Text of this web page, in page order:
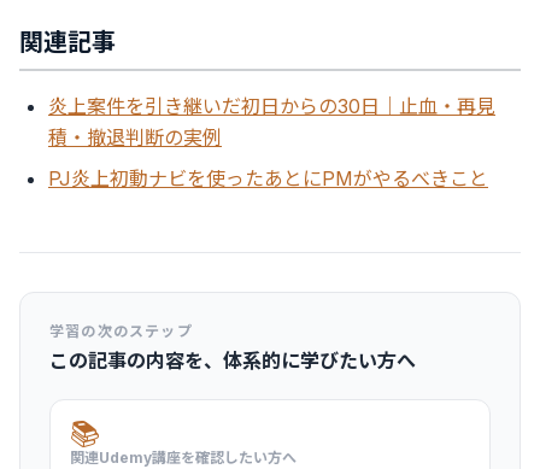
関連記事
炎上案件を引き継いだ初日からの30日｜止血・再見
積・撤退判断の実例
PJ炎上初動ナビを使ったあとにPMがやるべきこと
学習の次のステップ
この記事の内容を、体系的に学びたい方へ
📚
関連Udemy講座を確認したい方へ